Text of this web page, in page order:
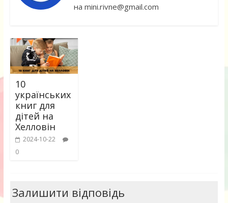
на mini.rivne@gmail.com
10
українських
книг для
дітей на
Хелловін
2024-10-22
0
Залишити відповідь